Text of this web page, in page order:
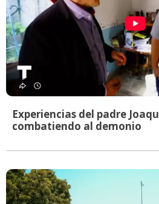
Experiencias del padre
combatiendo al demonio